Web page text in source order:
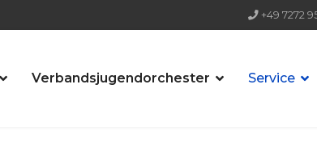
+49 7272
Verbandsjugendorchester Service